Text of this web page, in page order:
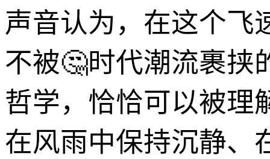
声音认为，在这个飞
不被🤔时代潮流裹挟
哲学，恰恰可以被
在风雨中保持沉静、